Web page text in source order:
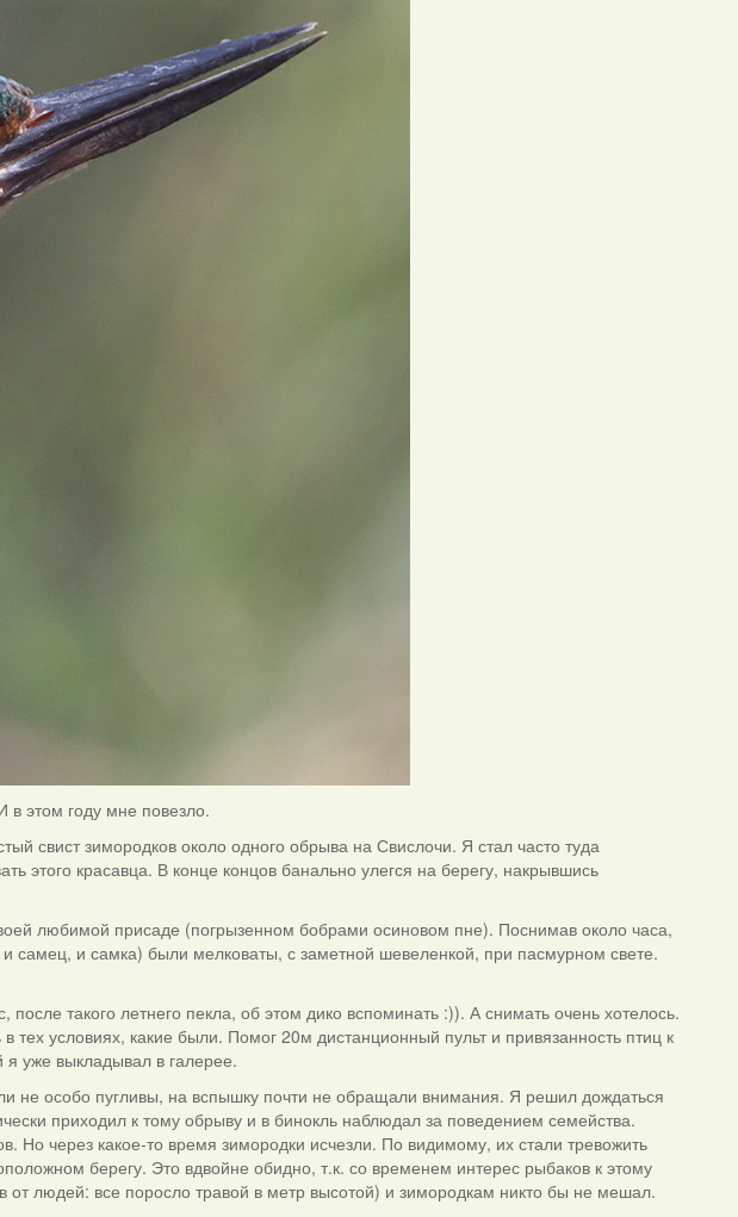
в этом году мне повезло.
свист зимородков около одного обрыва на Свислочи. Я стал часто туда
этого красавца. В конце концов банально улегся на берегу, накрывшись
любимой присаде (погрызенном бобрами осиновом пне). Поснимав около часа,
самец, и самка) были мелковаты, с заметной шевеленкой, при пасмурном свете.
такого летнего пекла, об этом дико вспоминать :)). А снимать очень хотелось.
условиях, какие были. Помог 20м дистанционный пульт и привязанность птиц к
я уже выкладывал в галерее.
особо пугливы, на вспышку почти не обращали внимания. Я решил дождаться
приходил к тому обрыву и в бинокль наблюдал за поведением семейства.
Но через какое-то время зимородки исчезли. По видимому, их стали тревожить
берегу. Это вдвойне обидно, т.к. со временем интерес рыбаков к этому
от людей: все поросло травой в метр высотой) и зимородкам никто бы не мешал.